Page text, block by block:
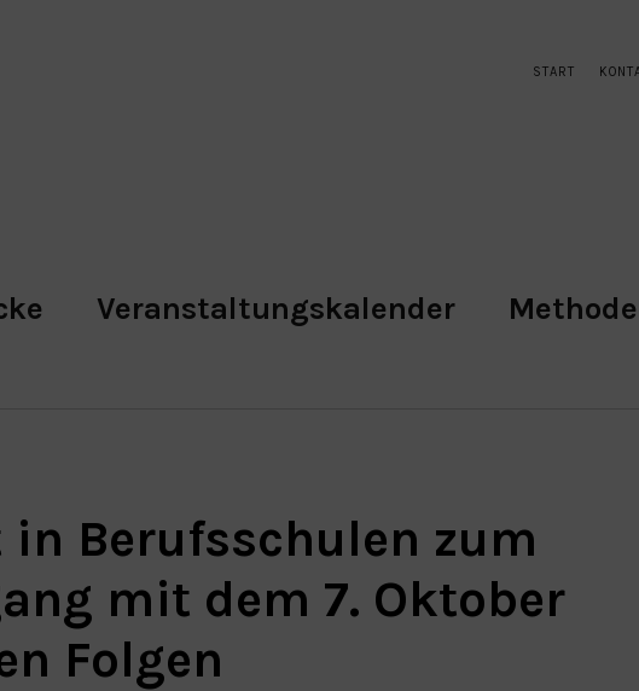
START
Veranstaltungskalender
Berufsschulen zum
mit dem 7. Oktober
Folgen